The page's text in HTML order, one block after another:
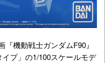
機動戦士ガンダムF90』
プ」の1/100スケールモデ